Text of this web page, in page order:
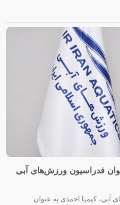
فدراسیون ورزش‌های آبی
کیمیا احمدی به عنوان